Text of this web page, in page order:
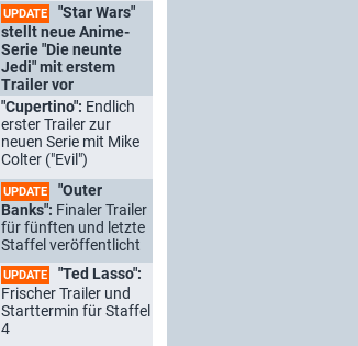
UPDATE
"Star Wars"
stellt neue Anime-
Serie "Die neunte
Jedi" mit erstem
Trailer vor
"Cupertino": Endlich
erster Trailer zur
neuen Serie mit Mike
Colter ("Evil")
UPDATE
"Outer
Banks": Finaler Trailer
für fünften und letzte
Staffel veröffentlicht
UPDATE
"Ted Lasso":
Frischer Trailer und
Starttermin für Staffel
4